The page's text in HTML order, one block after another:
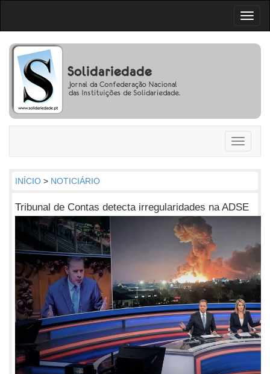
Toggle
INÍCIO > NOTICIÁRIO
Tribunal de Contas detecta irregularidades na ADSE